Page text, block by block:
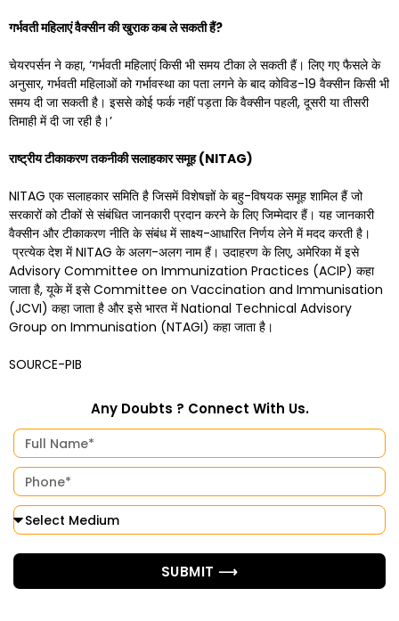
गर्भवती महिलाएं वैक्सीन की खुराक कब ले सकती हैं?
चेयरपर्सन ने कहा, ‘गर्भवती महिलाएं किसी भी समय टीका ले सकती हैं। लिए गए फैसले के
अनुसार, गर्भवती महिलाओं को गर्भावस्था का पता लगने के बाद कोविड-19 वैक्सीन किसी भी
समय दी जा सकती है। इससे कोई फर्क नहीं पड़ता कि वैक्सीन पहली, दूसरी या तीसरी
तिमाही में दी जा रही है।’
राष्ट्रीय टीकाकरण तकनीकी सलाहकार समूह (NITAG)
NITAG एक सलाहकार समिति है जिसमें विशेषज्ञों के बहु-विषयक समूह शामिल हैं जो
सरकारों को टीकों से संबंधित जानकारी प्रदान करने के लिए जिम्मेदार हैं। यह जानकारी
वैक्सीन और टीकाकरण नीति के संबंध में साक्ष्य-आधारित निर्णय लेने में मदद करती है।
प्रत्येक देश में NITAG के अलग-अलग नाम हैं। उदाहरण के लिए, अमेरिका में इसे
Advisory Committee on Immunization Practices (ACIP) कहा
जाता है, यूके में इसे Committee on Vaccination and Immunisation
(JCVI) कहा जाता है और इसे भारत में National Technical Advisory
Group on Immunisation (NTAGI) कहा जाता है।
SOURCE-PIB
Any Doubts ? Connect With Us.
SUBMIT ⟶